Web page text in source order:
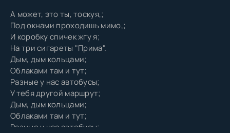
А может, это ты, тоскуя,;
Под окнами проходишь мимо,;
И коробку спичек жгу я;
На три сигареты "Прима".
Дым, дым кольцами;
Облаками там и тут;
Разные у нас автобусы;
У тебя другой маршрут;
Дым, дым кольцами;
Облаками там и тут;
Разные у нас автобусы;